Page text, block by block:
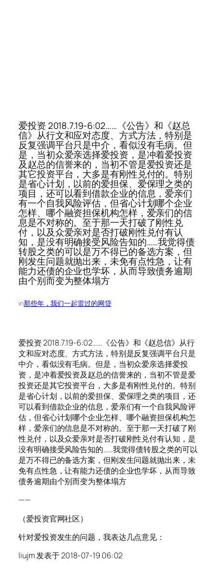
爱投资 2018.7.19-6:02……《公告》和《赵总
信》从行文和应对态度、方式方法，特别是
反复强调平台只是中介，看似没有毛病。但
是，当初众爱亲选择爱投资，是冲着爱投资
及赵总的信誉来的，当初不管是爱投资还是
其它投资平台，大多是有刚性兑付的。特别
是省心计划，以前的爱担保、爱保理之类的
项目，还可以看到借款企业的信息，爱亲们
有一个自我风险评估，但省心计划哪个企业
怎样、哪个融资担保机构怎样，爱亲们的信
息是不对称的。至于那一天打破了刚性兑
付，以及众爱亲对是否打破刚性兑付有认
知，是没有明确接受风险告知的……我觉得债
转股之类的可以是万不得已的备选方案，但
刚发生问题就抛出来，未免有点性急，让有
能力还债的企业也学坏，从而导致债务逾期
由个别而变为整体塌方
in那些年，我们一起雷过的网贷
爱投资 2018.7.19-6:02……《公告》和《赵总信》从行
文和应对态度、方式方法，特别是反复强调平台只是
中介，看似没有毛病。但是，当初众爱亲选择爱投
资，是冲着爱投资及赵总的信誉来的，当初不管是爱
投资还是其它投资平台，大多是有刚性兑付的。特别
是省心计划，以前的爱担保、爱保理之类的项目，还
可以看到借款企业的信息，爱亲们有一个自我风险评
估，但省心计划哪个企业怎样、哪个融资担保机构怎
样，爱亲们的信息是不对称的。至于那一天打破了刚
性兑付，以及众爱亲对是否打破刚性兑付有认知，是
没有明确接受风险告知的……我觉得债转股之类的可以
是万不得已的备选方案，但刚发生问题就抛出来，未
免有点性急，让有能力还债的企业也学坏，从而导致
债务逾期由个别而变为整体塌方
——
（爱投资官网社区）
针对爱投资发生的问题，我表达几点意见：
liujm 发表于 2018-07-19 06:02